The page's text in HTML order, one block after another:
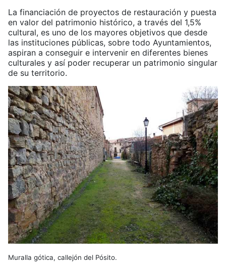
La financiación de proyectos de restauración y puesta
en valor del patrimonio histórico, a través del 1,5%
cultural, es uno de los mayores objetivos que desde
las instituciones públicas, sobre todo Ayuntamientos,
aspiran a conseguir e intervenir en diferentes bienes
culturales y así poder recuperar un patrimonio singular
de su territorio.
Muralla gótica, callejón del Pósito.